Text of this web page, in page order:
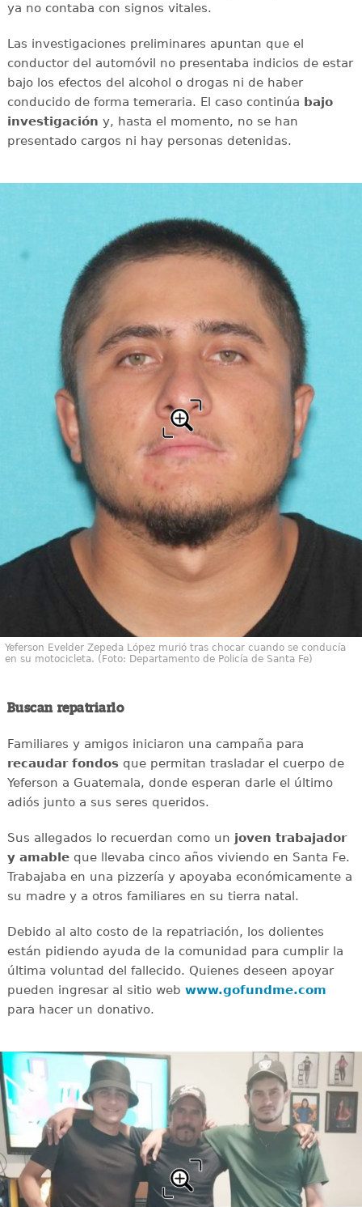
ya no contaba con signos vitales.
Las investigaciones preliminares apuntan que el
conductor del automóvil no presentaba indicios de estar
bajo los efectos del alcohol o drogas ni de haber
conducido de forma temeraria. El caso continúa bajo
investigación y, hasta el momento, no se han
presentado cargos ni hay personas detenidas.
Yeferson Evelder Zepeda López murió tras chocar cuando se conducía
en su motocicleta. (Foto: Departamento de Policía de Santa Fe)
Buscan repatriarlo
Familiares y amigos iniciaron una campaña para
recaudar fondosque permitan trasladar el cuerpo de
Yeferson a Guatemala, donde esperan darle el último
adiós junto a sus seres queridos.
Sus allegados lo recuerdan como un joven trabajador
y amableque llevaba cinco años viviendo en Santa Fe.
Trabajaba en una pizzería y apoyaba económicamente a
su madre y a otros familiares en su tierra natal.
Debido al alto costo de la repatriación, los dolientes
están pidiendo ayuda de la comunidad para cumplir la
última voluntad del fallecido. Quienes deseen apoyar
pueden ingresar al sitio web www.gofundme.com
para hacer un donativo.